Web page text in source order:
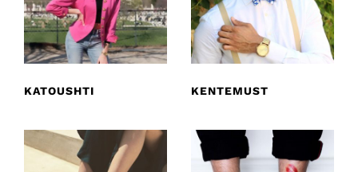
KATOUSHTI KENTEMUST